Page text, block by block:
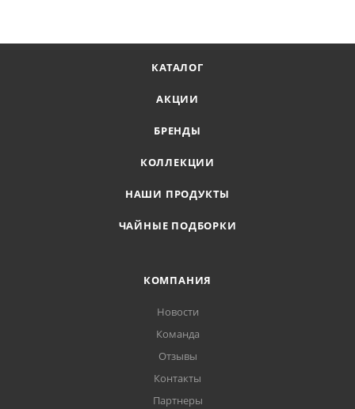
КАТАЛОГ
АКЦИИ
БРЕНДЫ
КОЛЛЕКЦИИ
НАШИ ПРОДУКТЫ
ЧАЙНЫЕ ПОДБОРКИ
КОМПАНИЯ
Новости
Команда
Отзывы
Контакты
Партнеры